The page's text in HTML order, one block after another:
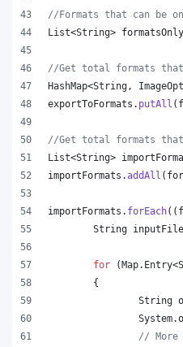
//Formats that can be
List<String>
//Get total formats that
HashMap<String ,
exportToFormats . putAll (
//Get total formats that
List<String>
importFormats .addAll (
importFormats . forEach((
String inputFile
for (Map. Entry<
	{
String
System.
// More